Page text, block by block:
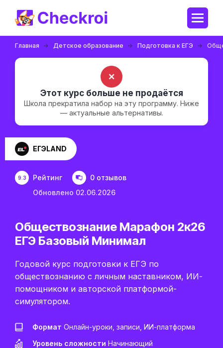
Главная Детское образование Подготовка к ЕГЭ
✗
Этот курс больше не продаётся
Школа прекратила набор на эту программу. Ниже
— актуальные альтернативы.
ЕГЭLAND
9.3 Рейтинг
0 отзывов
Обновлено 02.06.2026
Обществознание Марафон 2к26
ЕГЭ Базовый Минимал
Годовой курс подготовки к ЕГЭ по
обществознанию с личным наставником, ИИ-
помощником и авторской платформой-
симулятором.
Формат Онлайн-уроки, записи, ИИ-платформа
Уровень сложности Начинающий